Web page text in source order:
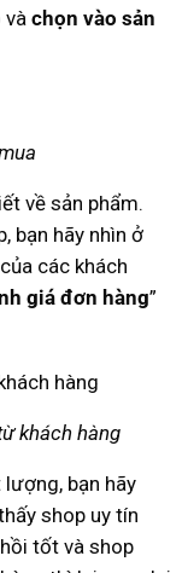
và chọn vào sản
về sản phẩm.
bạn hãy nhìn ở
các khách
giá đơn hàng”
khách hàng
bạn hãy
shop uy tín
tốt và shop